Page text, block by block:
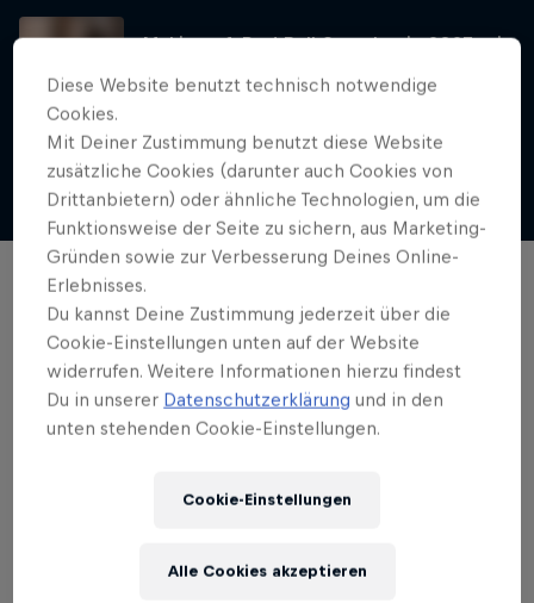
Making of: Red Bull Symphonic 2025 mit
Mehr anzeigen
Filme & Serien
Red Bull Trapped
Die Hip-Hop-Escape-Show mit wilden
Challenges
MUSIC
Diese Website benutzt technisch notwendige
Cookies.
Mit Deiner Zustimmung benutzt diese Website
zusätzliche Cookies (darunter auch Cookies von
Drittanbietern) oder ähnliche Technologien, um die
Funktionsweise der Seite zu sichern, aus Marketing-
Gründen sowie zur Verbesserung Deines Online-
Erlebnisses.
Du kannst Deine Zustimmung jederzeit über die
Cookie-Einstellungen unten auf der Website
widerrufen. Weitere Informationen hierzu findest
Du in unserer Datenschutzerklärung und in den
unten stehenden Cookie-Einstellungen.
Cookie-Einstellungen
Alle Cookies akzeptieren